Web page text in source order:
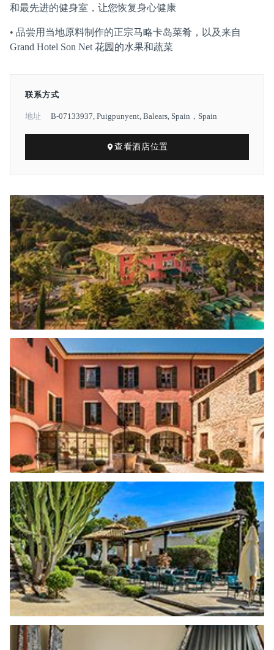
和最先进的健身室，让您恢复身心健康
• 品尝用当地原料制作的正宗马略卡岛菜肴，以及来自
Grand Hotel Son Net 花园的水果和蔬菜
联系方式
地址 B-07133937, Puigpunyent, Balears, Spain，Spain
查看酒店位置